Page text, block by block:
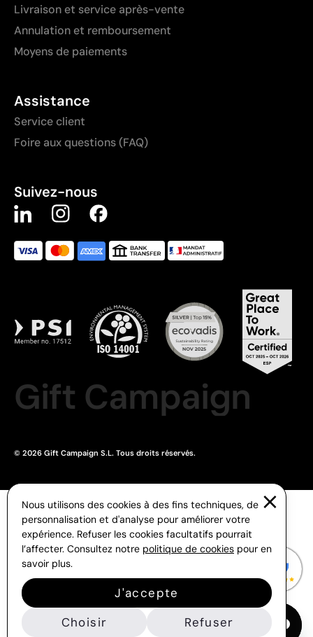
Livraison et service après-vente
Annulation et remboursement
Moyens de paiements
Assistance
Service client
Foire aux questions (FAQ)
Suivez-nous
Gift Campaign
© 2026 Gift Campaign S.L. Tous droits réservés.
Nous utilisons des cookies à des fins techniques, de
personnalisation et d'analyse pour améliorer votre
expérience. Refuser les cookies facultatifs pourrait
l’affecter. Consultez notre politique de cookies pour en
savoir plus.
J'accepte
Choisir
Refuser